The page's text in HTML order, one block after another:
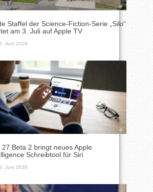
Staffel der Science-Fiction-Serie „Silo“
am 3. Juli auf Apple TV
Juni 2026
27 Beta 2 bringt neues Apple
Schreibtool für Siri
Juni 2026